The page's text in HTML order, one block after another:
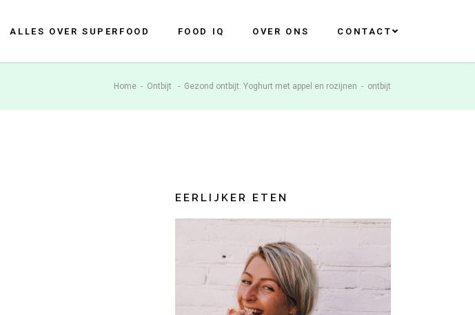
ALLES OVER SUPERFOOD FOOD IQ OVER ONS CONTACT
Home - Ontbijt - Gezond ontbijt: Yoghurt met appel en rozijnen - ontbijt
EERLIJKER ETEN